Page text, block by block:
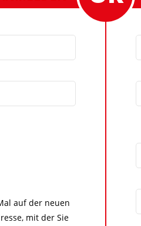
auf der neuen
mit der Sie